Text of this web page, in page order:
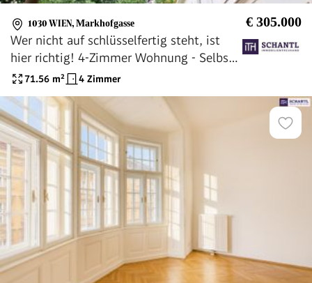
1030 WIEN, Markhofgasse € 305.000
Wer nicht auf schlüsselfertig steht, ist
hier richtig! 4-Zimmer Wohnung - Selbst
Gestalten! Sanierungsbedürftige
Traumhaft renoviertes Altbauhaus +
Optimalste Infrastruktur und Anbindung!
71.56 m² 4 Zimmer